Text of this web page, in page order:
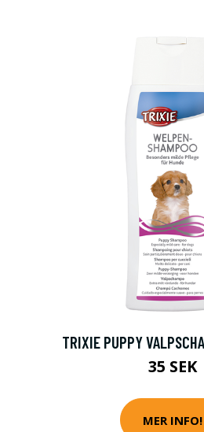
TRIXIE PUPPY
35 SEK
MER INFO!